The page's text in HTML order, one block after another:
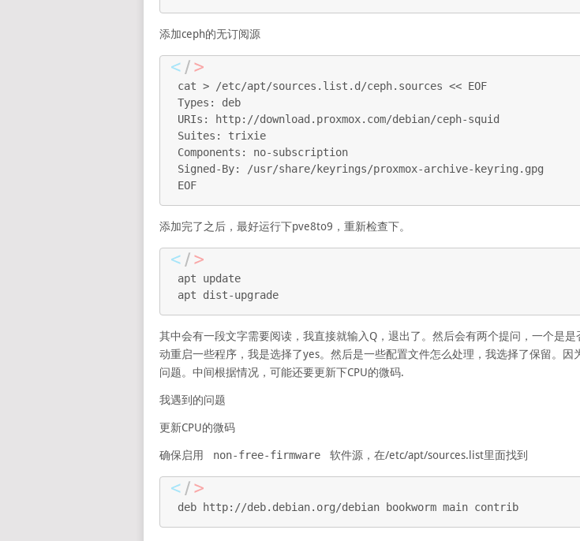
添加ceph的无订阅源
cat > /etc/apt/sources.list.d/ceph.sources << EOF
Types: deb
URIs: http://download.proxmox.com/debian/ceph-squid
Suites: trixie
Components: no-subscription
Signed-By: /usr/share/keyrings/proxmox-archive-keyring.gpg
EOF
添加完了之后，最好运行下pve8to9，重新检查下。
apt update
apt dist-upgrade
其中会有一段文字需要阅读，我直接就输入Q，退出了。然后会有两个提问，一个是是
动重启一些程序，我是选择了yes。然后是一些配置文件怎么处理，我选择了保留。因
问题。中间根据情况，可能还要更新下CPU的微码.
我遇到的问题
更新CPU的微码
确保启用 non-free-firmware 软件源，在/etc/apt/sources.list里面找到
deb http://deb.debian.org/debian bookworm main contrib